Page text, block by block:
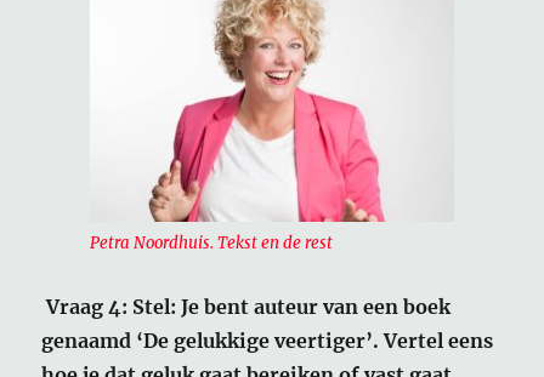
Petra Noordhuis. Tekst en de rest
Vraag 4: Stel: Je bent auteur van een boek
genaamd ‘De gelukkige veertiger’. Vertel eens